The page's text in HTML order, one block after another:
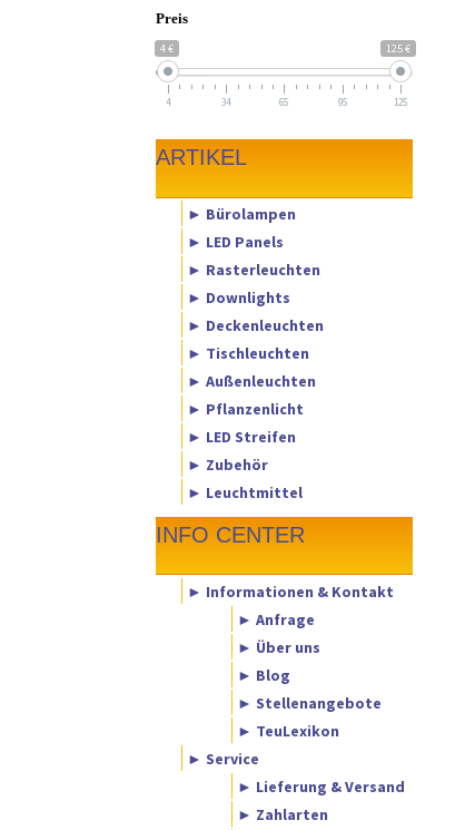
Preis
4 € 125 €
4 34 65 95 125
ARTIKEL
► Bürolampen
► LED Panels
► Rasterleuchten
► Downlights
► Deckenleuchten
► Tischleuchten
► Außenleuchten
► Pflanzenlicht
► LED Streifen
► Zubehör
► Leuchtmittel
INFO CENTER
► Informationen & Kontakt
► Anfrage
► Über uns
► Blog
► Stellenangebote
► TeuLexikon
► Service
► Lieferung & Versand
► Zahlarten